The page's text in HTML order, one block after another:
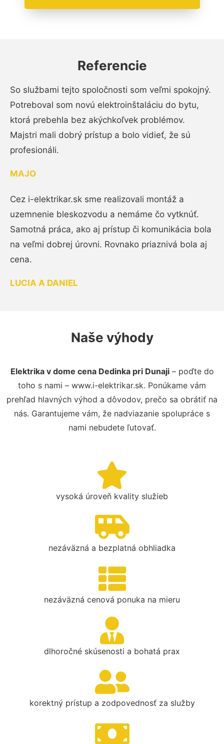
Referencie
So službami tejto spoločnosti som veľmi spokojný.
Potreboval som novú elektroinštaláciu do bytu,
ktorá prebehla bez akýchkoľvek problémov.
Majstri mali dobrý prístup a bolo vidieť, že sú
profesionáli.
MAJO
Cez i-elektrikar.sk sme realizovali montáž a
uzemnenie bleskozvodu a nemáme čo vytknúť.
Samotná práca, ako aj prístup či komunikácia bola
na veľmi dobrej úrovni. Rovnako priaznivá bola aj
cena.
LUCIA A DANIEL
Naše výhody
Elektrika v dome cena Dedinka pri Dunaji– poďte do
toho s nami – www.i-elektrikar.sk. Ponúkame vám
prehľad hlavných výhod a dôvodov, prečo sa obrátiť na
nás. Garantujeme vám, že nadviazanie spolupráce s
nami nebudete ľutovať.
vysoká úroveň kvality služieb
nezáväzná a bezplatná obhliadka
nezáväzná cenová ponuka na mieru
dlhoročné skúsenosti a bohatá prax
korektný prístup a zodpovednosť za služby